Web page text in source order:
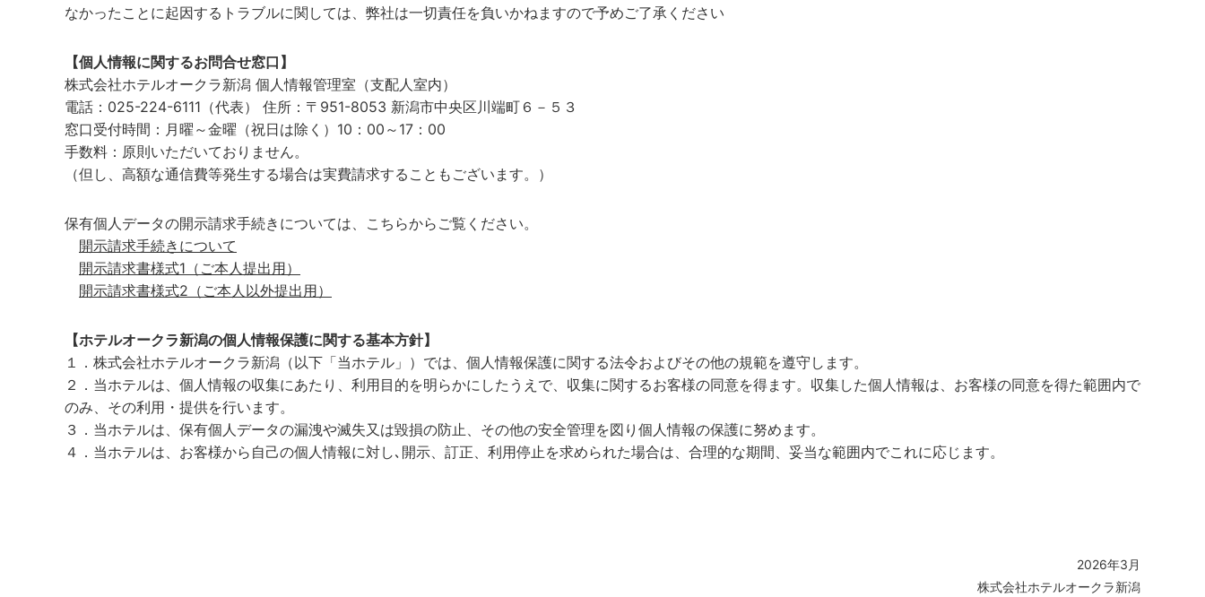
なかったことに起因するトラブルに関しては、弊社は一切責任を負いかねますので予めご了承ください
【個人情報に関するお問合せ窓口】
株式会社ホテルオークラ新潟 個人情報管理室（支配人室内）
電話：025-224-6111（代表） 住所：〒951-8053 新潟市中央区川端町６－５３
窓口受付時間：月曜～金曜（祝日は除く）10：00～17：00
手数料：原則いただいておりません。
（但し、高額な通信費等発生する場合は実費請求することもございます。）
保有個人データの開示請求手続きについては、こちらからご覧ください。
開示請求手続きについて
開示請求書様式1（ご本人提出用）
開示請求書様式2（ご本人以外提出用）
【ホテルオークラ新潟の個人情報保護に関する基本方針】
１．株式会社ホテルオークラ新潟（以下「当ホテル」）では、個人情報保護に関する法令およびその他の規範を遵守します。
２．当ホテルは、個人情報の収集にあたり、利用目的を明らかにしたうえで、収集に関するお客様の同意を得ます。収集した個人情報は、お客様の同意を得た範囲内で
のみ、その利用・提供を行います。
３．当ホテルは、保有個人データの漏洩や滅失又は毀損の防止、その他の安全管理を図り個人情報の保護に努めます。
４．当ホテルは、お客様から自己の個人情報に対し､開示、訂正、利用停止を求められた場合は、合理的な期間、妥当な範囲内でこれに応じます。
2026年3月
株式会社ホテルオークラ新潟